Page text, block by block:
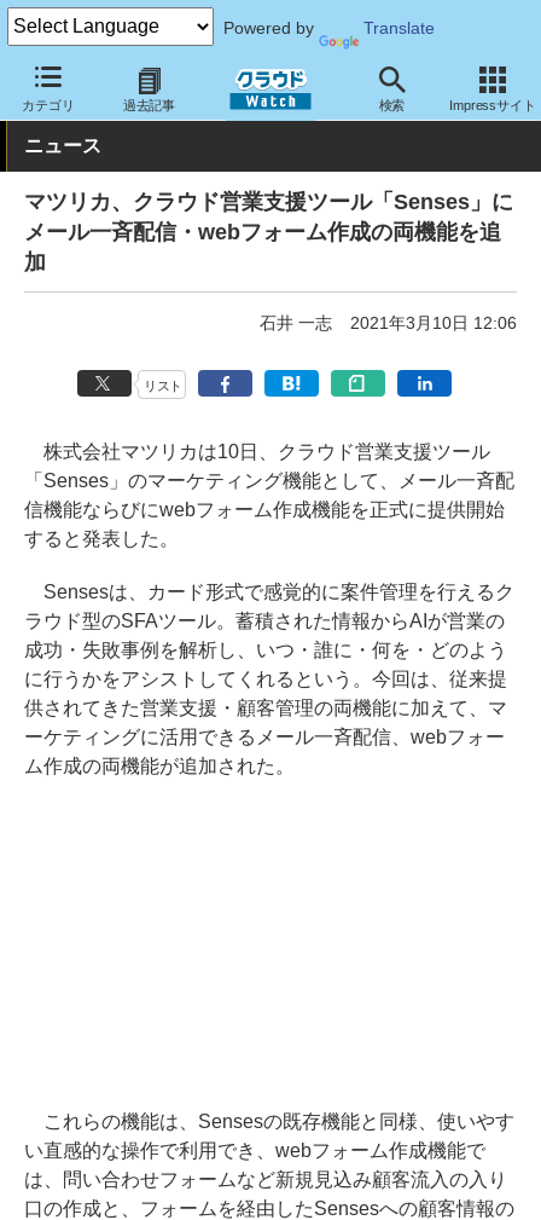
Powered by Translate
カテゴリ 過去記事 検索 Impressサイト
クラウド Watch サービス・ソフト サービス CRM・マーケテ
ニュース
マツリカ、クラウド営業支援ツール「Senses」に
メール一斉配信・webフォーム作成の両機能を追
加
石井 一志 2021年3月10日 12:06
リスト
株式会社マツリカは10日、クラウド営業支援ツール
「Senses」のマーケティング機能として、メール一斉配
信機能ならびにwebフォーム作成機能を正式に提供開始
すると発表した。
Sensesは、カード形式で感覚的に案件管理を行えるク
ラウド型のSFAツール。蓄積された情報からAIが営業の
成功・失敗事例を解析し、いつ・誰に・何を・どのよう
に行うかをアシストしてくれるという。今回は、従来提
供されてきた営業支援・顧客管理の両機能に加えて、マ
ーケティングに活用できるメール一斉配信、webフォー
ム作成の両機能が追加された。
これらの機能は、Sensesの既存機能と同様、使いやす
い直感的な操作で利用でき、webフォーム作成機能で
は、問い合わせフォームなど新規見込み顧客流入の入り
口の作成と、フォームを経由したSensesへの顧客情報の